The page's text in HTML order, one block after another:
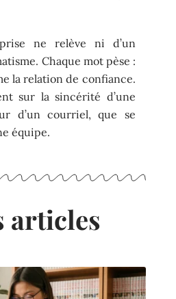
ne relève ni d’un
Chaque mot pèse :
la relation de confiance.
sur la sincérité d’une
d’un courriel, que se
équipe.
articles